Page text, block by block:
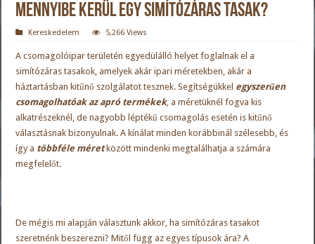
Mennyibe kerül egy simítózáras tasak?
Kereskedelem 5,266 Views
A csomagolóipar területén egyedülálló helyet foglalnak el a
simítózáras tasakok, amelyek akár ipari méretekben, akár a
háztartásban kitűnő szolgálatot tesznek. Segítségükkel egyszerűen
csomagolhatóak az apró termékek, a méretüknél fogva kis
alkatrészeknél, de nagyobb léptékű csomagolás esetén is kitűnő
választásnak bizonyulnak. A kínálat minden korábbinál szélesebb, és
így a többféle méretközött mindenki megtalálhatja a számára
megfelelőt.
De mégis mi alapján választunk akkor, ha simítózáras tasakot
szeretnénk beszerezni? Mitől függ az egyes típusok ára? A